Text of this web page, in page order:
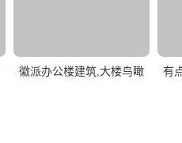
徽派办公楼建筑,大楼鸟瞰 有